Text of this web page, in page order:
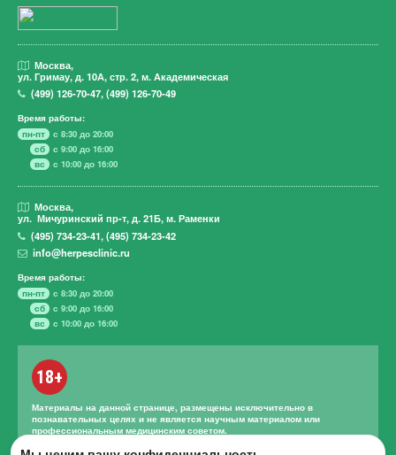
Москва,
ул. Гримау, д. 10А, стр. 2, м. Академическая
(499)126-70-47,(499)126-70-49
Время работы:
пн-пт
с 8:30 до 20:00
сб
с 9:00 до 16:00
вс
с 10:00 до 16:00
Москва,
ул. Мичуринский пр-т,д. 21Б, м. Раменки
(495)734-23-41,(495)734-23-42
info@herpesclinic.ru
Время работы:
пн-пт
с 8:30 до 20:00
сб
с 9:00 до 16:00
вс
с 10:00 до 16:00
18+
Материалы на данной странице, размещены исключительно в
познавательных целях и не является научным материалом или
профессиональным медицинским советом.
Правильное лечение и назначение лекарственных средств может